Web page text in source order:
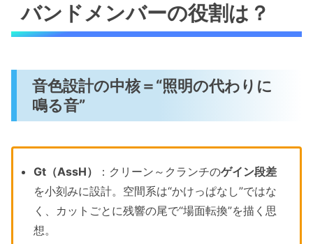
バンドメンバーの役割は？
音色設計の中核＝“照明の代わりに
鳴る音”
Gt（AssH） ：クリーン～クランチのゲイン段差
を小刻みに設計。空間系は“かけっぱなし”ではな
く、カットごとに残響の尾で“場面転換”を描く思
想。